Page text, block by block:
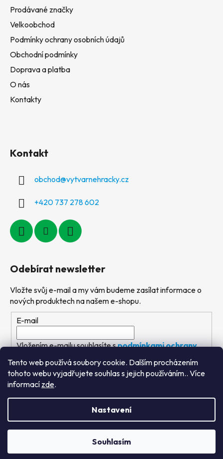
Tento web používá soubory cookie. Dalším procházením
tohoto webu vyjadřujete souhlas s jejich používáním.. Více
informací zde.
Nastavení
Souhlasím
Prodávané značky
Velkoobchod
Podmínky ochrany osobních údajů
Obchodní podmínky
Doprava a platba
O nás
Kontakty
Kontakt
obchod@vytvarnehracky.cz
+420 737 278 602
Odebírat newsletter
Vložte svůj e-mail a my vám budeme zasílat informace o
nových produktech na našem e-shopu.
E-mail
Vložením e-mailu souhlasíte spodmínkami ochrany
osobních údajů
PŘIHLÁSIT SE
Vytvořil Shoptet&PekneWeby
Výtvarné hračky
vyhrazena.